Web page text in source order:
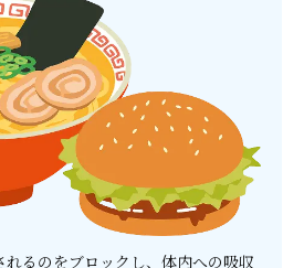
るのをブロックし、体内への吸収